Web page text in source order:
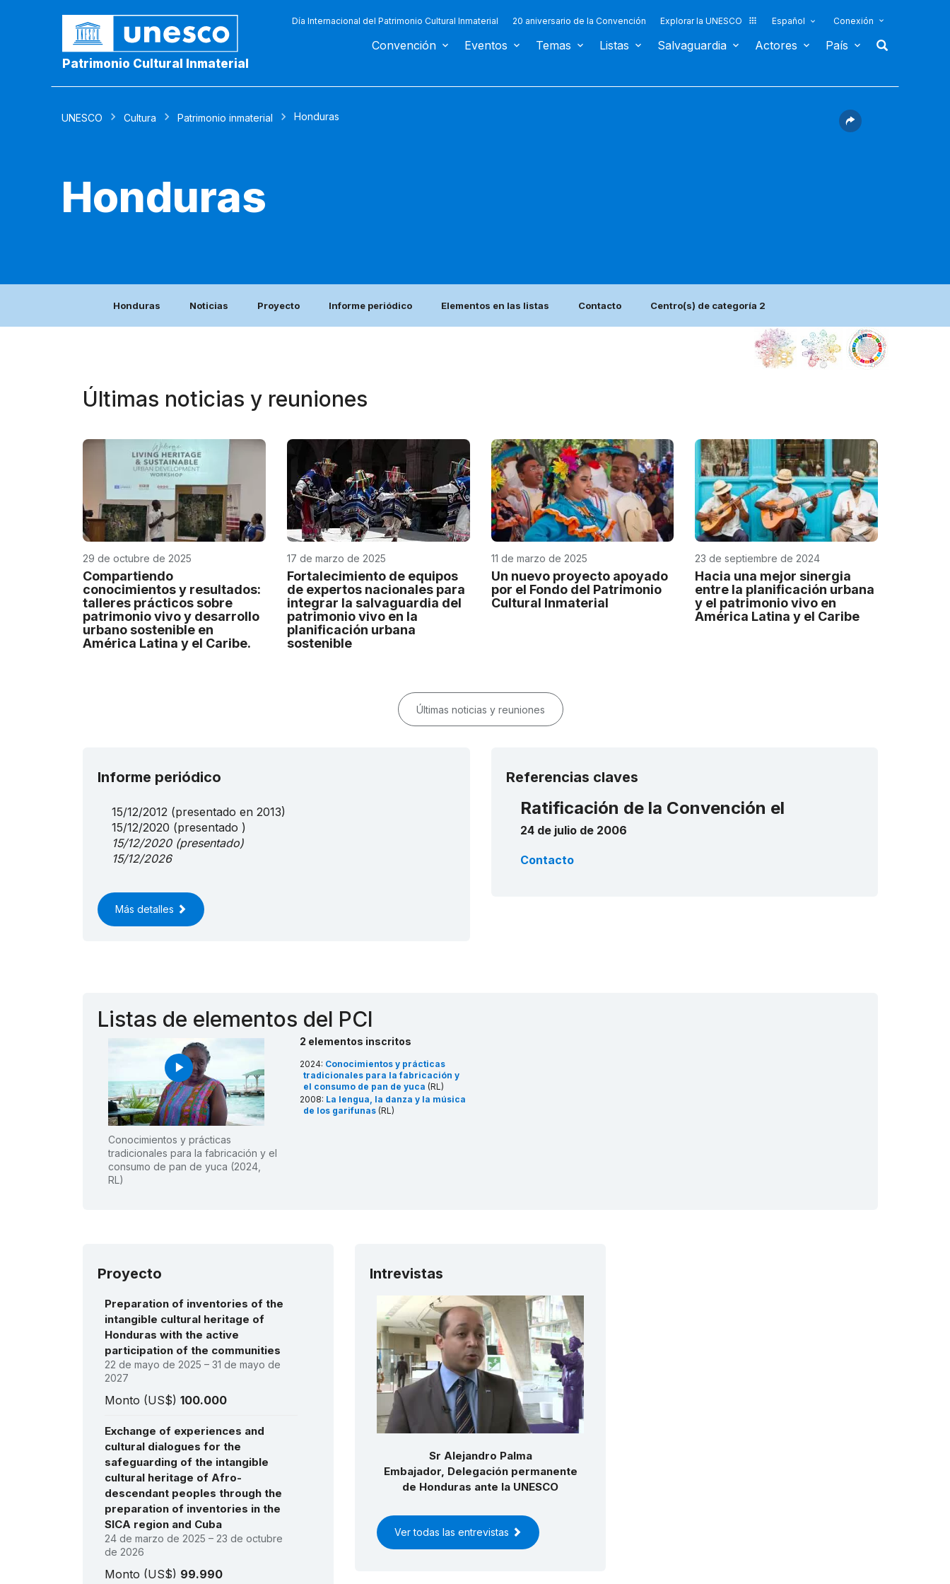
Patrimonio Cultural Inmaterial
Día Internacional del Patrimonio Cultural Inmaterial 20 aniversario de la Convención Explorar la UNESCO Español Conexión
Convención Eventos Temas Listas Salvaguardia Actores País
UNESCO Cultura Patrimonio inmaterial Honduras
Honduras
Honduras Noticias Proyecto Informe periódico Elementos en las listas Contacto Centro(s) de categoría 2
Últimas noticias y reuniones
29 de octubre de 2025
Compartiendo
conocimientos y resultados:
talleres prácticos sobre
patrimonio vivo y desarrollo
urbano sostenible en
América Latina y el Caribe.
17 de marzo de 2025
Fortalecimiento de equipos
de expertos nacionales para
integrar la salvaguardia del
patrimonio vivo en la
planificación urbana
sostenible
11 de marzo de 2025
Un nuevo proyecto apoyado
por el Fondo del Patrimonio
Cultural Inmaterial
23 de septiembre de 2024
Hacia una mejor sinergia
entre la planificación urbana
y el patrimonio vivo en
América Latina y el Caribe
Últimas noticias y reuniones
Informe periódico
15/12/2012 (presentado en 2013)
15/12/2020 (presentado )
15/12/2020(presentado)
15/12/2026
Más detalles
Referencias claves
Ratificación de la Convención el
24 de julio de 2006
Contacto
Listas de elementos del PCI
play_arrow
Conocimientos y prácticas
tradicionales para la fabricación y el
consumo de pan de yuca (2024,
RL)
2 elementos inscritos
2024: Conocimientos y prácticas
tradicionales para la fabricación y
el consumo de pan de yuca (RL)
2008: La lengua, la danza y la música
de los garifunas (RL)
Proyecto
Preparation of inventories of the
intangible cultural heritage of
Honduras with the active
participation of the communities
22 de mayo de 2025 – 31 de mayo de
2027
Monto (US$) 100.000
Exchange of experiences and
cultural dialogues for the
safeguarding of the intangible
cultural heritage of Afro-
descendant peoples through the
preparation of inventories in the
SICA region and Cuba
24 de marzo de 2025 – 23 de octubre
de 2026
Monto (US$) 99.990
Intrevistas
Sr Alejandro Palma
Embajador, Delegación permanente
de Honduras ante la UNESCO
Ver todas las entrevistas